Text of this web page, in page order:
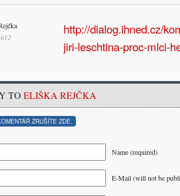
http://dialog.ihned.cz/
jiri-leschtina-proc-mlci-
TO ELIŠKA REJČKA
ZRUŠÍTE ZDE.
Name (required)
E-Mail (will not be